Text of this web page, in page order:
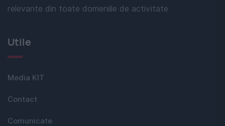
relevante din toate domeniile de activitate
Utile
Media KIT
Contact
Comunicate